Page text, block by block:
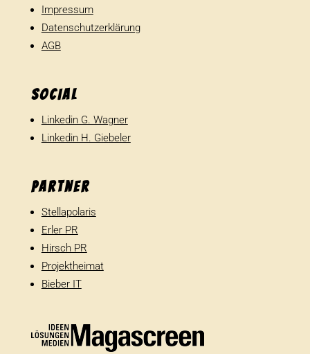
Impressum
Datenschutzerklärung
AGB
SOCIAL
Linkedin G. Wagner
Linkedin H. Giebeler
Partner
Stellapolaris
Erler PR
Hirsch PR
Projektheimat
Bieber IT